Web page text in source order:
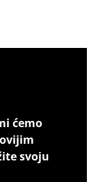
ćemo
svoju